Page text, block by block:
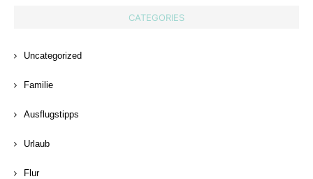
CATEGORIES
Uncategorized
Familie
Ausflugstipps
Urlaub
Flur